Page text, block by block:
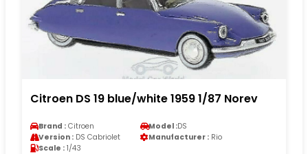
Citroen DS 19 blue/white 1959 1/87 Norev
Brand : Citroen Model :DS
Version : DS Cabriolet Manufacturer : Rio
Scale : 1/43